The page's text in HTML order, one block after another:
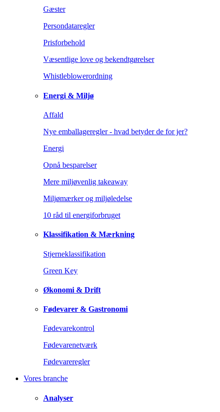
Gæster
Persondataregler
Prisforbehold
Væsentlige love og bekendtgørelser
Whistleblowerordning
Energi & Miljø
Affald
Nye emballageregler - hvad betyder de for jer?
Energi
Opnå besparelser
Mere miljøvenlig takeaway
Miljømærker og miljøledelse
10 råd til energiforbruget
Klassifikation & Mærkning
Stjerneklassifikation
Green Key
Økonomi & Drift
Fødevarer & Gastronomi
Fødevarekontrol
Fødevarenetværk
Fødevareregler
Vores branche
Analyser